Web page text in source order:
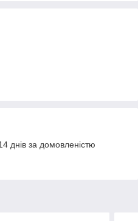
днів за домовленістю